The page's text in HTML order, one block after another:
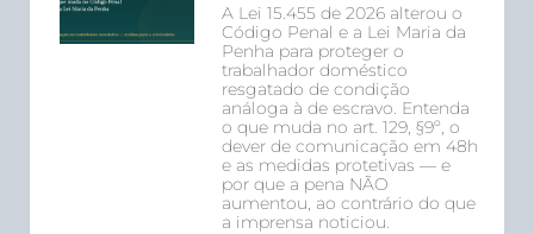
A Lei 15.455 de 2026 alterou o
Código Penal e a Lei Maria da
Penha para proteger o
trabalhador doméstico
resgatado de condição
análoga à de escravo. Entenda
o que muda no art. 129, §9º, o
dever de comunicação em 48h
e as medidas protetivas — e
por que a pena NÃO
aumentou, ao contrário do que
a imprensa noticiou.